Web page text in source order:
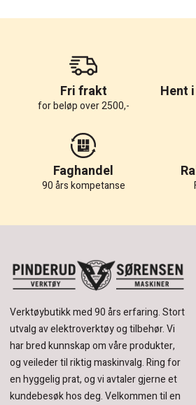
Fri frakt
for beløp over 2500,-
Hent
Faghandel
90 års kompetanse
Verktøybutikk med 90 års erfaring.Stort
utvalg av elektroverktøy og tilbehør.Vi
har bred kunnskap om våre produkter,
og veileder til riktig maskinvalg. Ring for
en hyggelig prat, og vi avtaler gjerne et
kundebesøk hos deg.Velkommen til en